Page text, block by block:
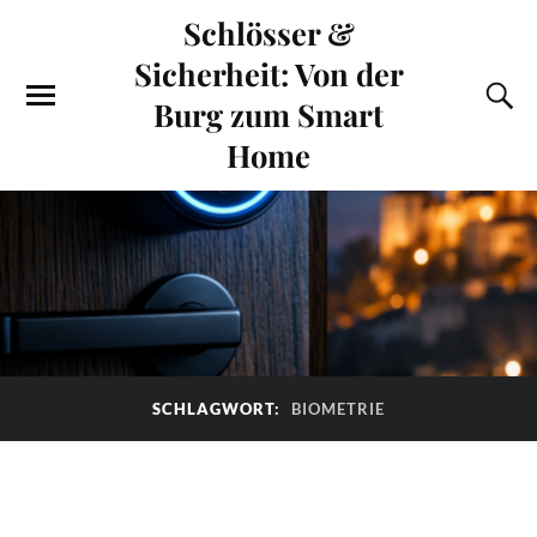
Schlösser &
Sicherheit: Von der
Burg zum Smart
Home
SCHLAGWORT: BIOMETRIE